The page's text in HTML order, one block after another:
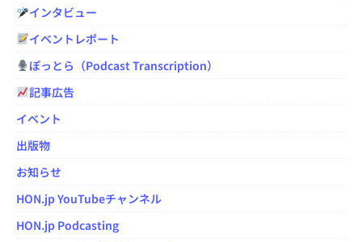
インタビュー
イベントレポート
ぽっとら（Podcast Transcription）
記事広告
イベント
出版物
お知らせ
HON.jp YouTubeチャンネル
HON.jp Podcasting